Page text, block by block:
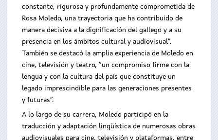
constante, rigurosa y profundamente comprometida de
Rosa Moledo, una trayectoria que ha contribuido de
manera decisiva a la dignificación del gallego y a su
presencia en los ámbitos cultural y audiovisual”.
También se destacó la amplia experiencia de Moledo en
cine, televisión y teatro, “un compromiso firme con la
lengua y con la cultura del país que constituye un
legado imprescindible para las generaciones presentes
y futuras”.
A lo largo de su carrera, Moledo participó en la
traducción y adaptación lingüística de numerosas obras
audiovisuales para cine, televisión y plataformas, entre